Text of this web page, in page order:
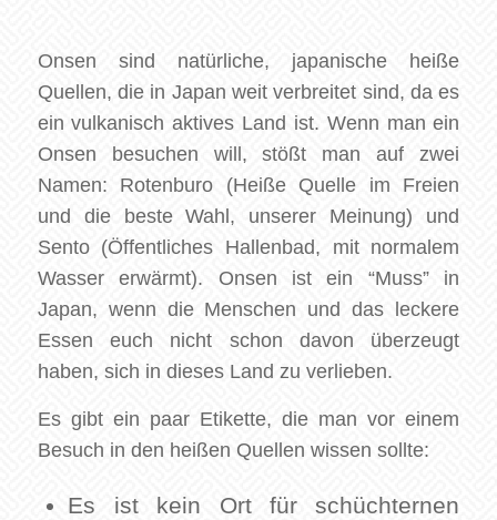
Onsen sind natürliche, japanische heiße
Quellen, die in Japan weit verbreitet sind, da es
ein vulkanisch aktives Land ist. Wenn man ein
Onsen besuchen will, stößt man auf zwei
Namen: Rotenburo (Heiße Quelle im Freien
und die beste Wahl, unserer Meinung) und
Sento (Öffentliches Hallenbad, mit normalem
Wasser erwärmt). Onsen ist ein “Muss” in
Japan, wenn die Menschen und das leckere
Essen euch nicht schon davon überzeugt
haben, sich in dieses Land zu verlieben.
Es gibt ein paar Etikette, die man vor einem
Besuch in den heißen Quellen wissen sollte:
Es ist kein Ort für schüchternen